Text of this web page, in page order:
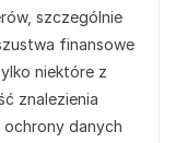
szczególnie
finansowe
niektóre z
znalezienia
danych